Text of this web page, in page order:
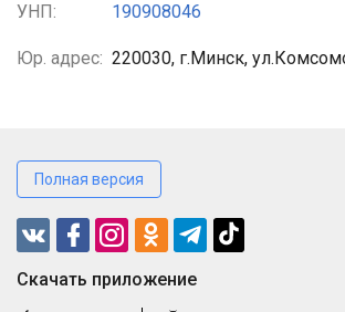
УНП: 190908046
Юр. адрес: 220030, г.Минск,
Полная версия
Cкачать приложение